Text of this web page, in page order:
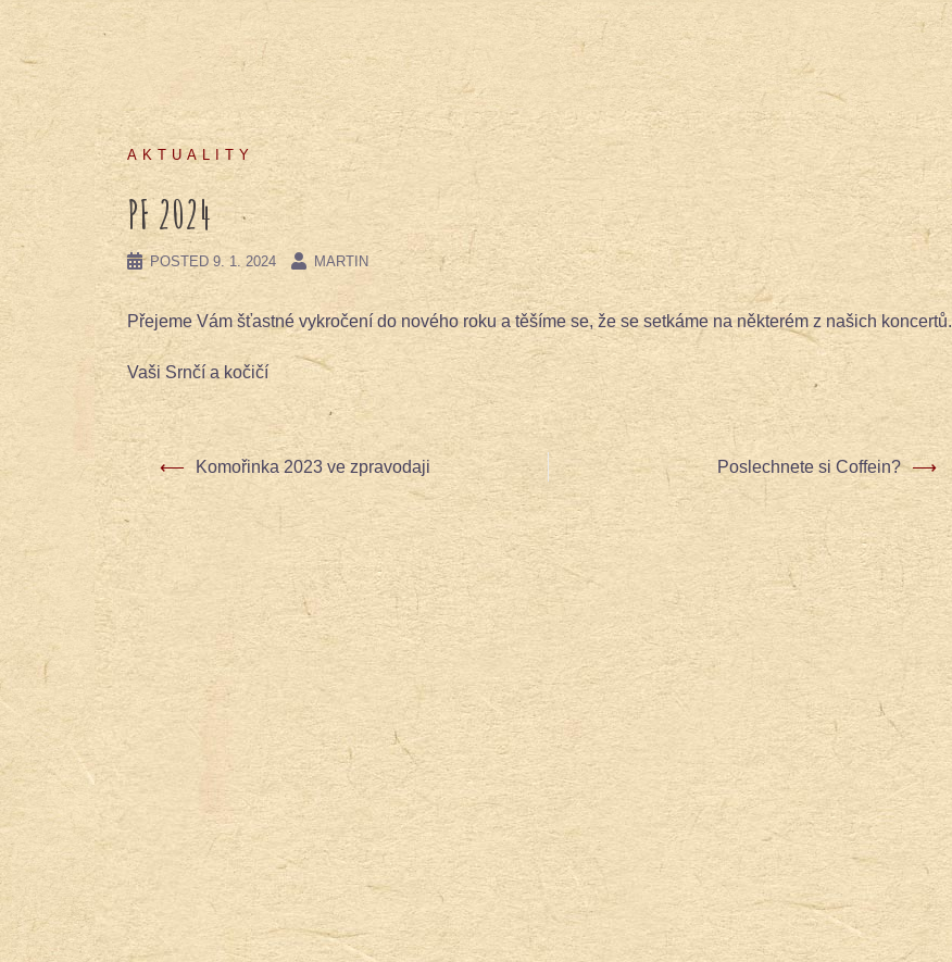
AKTUALITY
PF 2024
POSTED 9. 1. 2024 MARTIN
Přejeme Vám šťastné vykročení do nového roku a těšíme se, že se setkáme na některém z našich koncertů.
Vaši Srnčí a kočičí
Post
navigation
⟵ Komořinka 2023 ve zpravodaji Poslechnete si Coffein? ⟶